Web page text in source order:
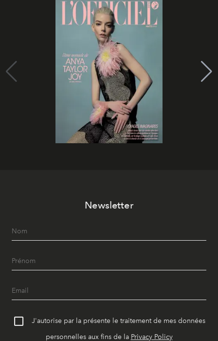
Newsletter
J'autorise par la présente le traitement de mes données
personnelles aux fins de la Privacy Policy